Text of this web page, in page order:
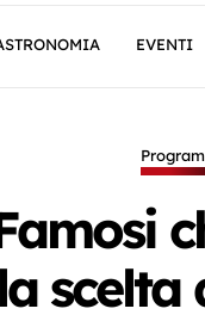
EVENTI
scelta